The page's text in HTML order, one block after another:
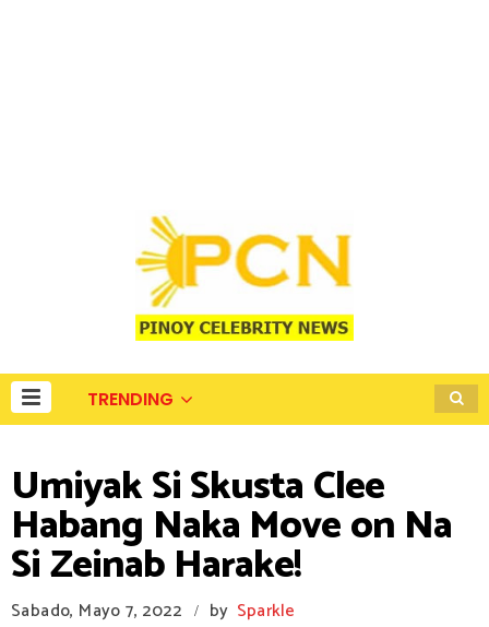
TRENDING
Umiyak Si Skusta Clee
Habang Naka Move on Na
Si Zeinab Harake!
Sabado, Mayo 7, 2022 / by Sparkle